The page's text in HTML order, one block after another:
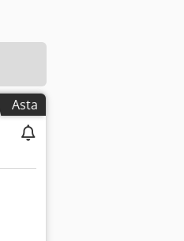
Asta